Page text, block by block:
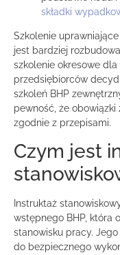
składki
Szkolenie
jest bardziej
szkolenie okresowe
przedsiębiorców
szkoleń BHP
pewność, że obowiązki
zgodnie z przepisami.
Czym jest
Instruktaż
wstępnego BHP, która
stanowisku pracy.
do bezpiecznego